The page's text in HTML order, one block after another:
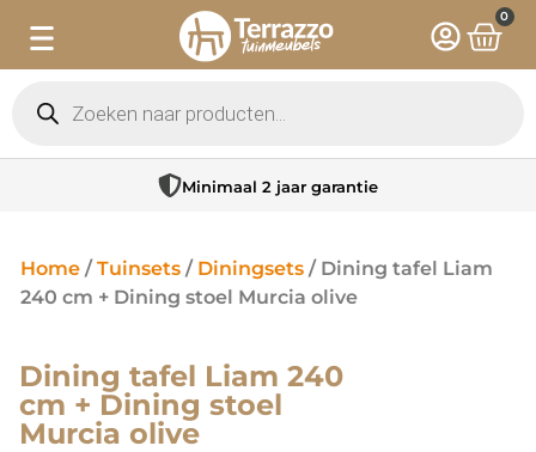
0
Minimaal 2 jaar garantie
Home /Tuinsets / Diningsets / Dining tafel Liam
240 cm + Dining stoel Murcia olive
Dining tafel Liam 240
cm + Dining stoel
Murcia olive